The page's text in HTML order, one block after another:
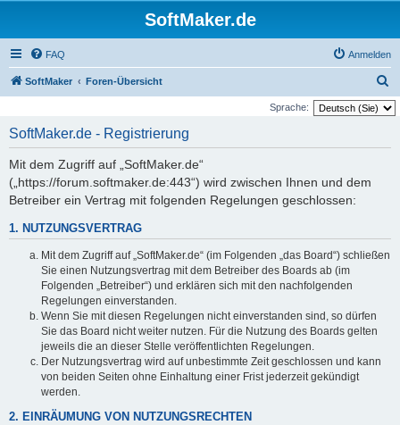
SoftMaker.de
FAQ Anmelden
SoftMaker Foren-Übersicht
u
Sprache:
SoftMaker.de - Registrierung
Mit dem Zugriff auf „SoftMaker.de“
(„https://forum.softmaker.de:443“) wird zwischen Ihnen und dem
Betreiber ein Vertrag mit folgenden Regelungen geschlossen:
1. NUTZUNGSVERTRAG
Mit dem Zugriff auf „SoftMaker.de“ (im Folgenden „das Board“) schließen
Sie einen Nutzungsvertrag mit dem Betreiber des Boards ab (im
Folgenden „Betreiber“) und erklären sich mit den nachfolgenden
Regelungen einverstanden.
Wenn Sie mit diesen Regelungen nicht einverstanden sind, so dürfen
Sie das Board nicht weiter nutzen. Für die Nutzung des Boards gelten
jeweils die an dieser Stelle veröffentlichten Regelungen.
Der Nutzungsvertrag wird auf unbestimmte Zeit geschlossen und kann
von beiden Seiten ohne Einhaltung einer Frist jederzeit gekündigt
werden.
2. EINRÄUMUNG VON NUTZUNGSRECHTEN